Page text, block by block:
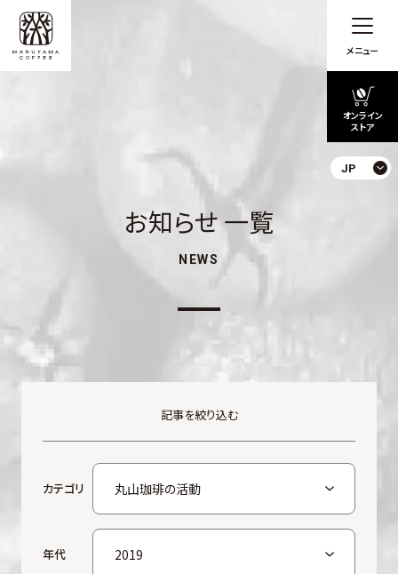
メニュー
オンライン
ストア
JP
お知らせ 一覧
NEWS
記事を絞り込む
カテゴリ
年代